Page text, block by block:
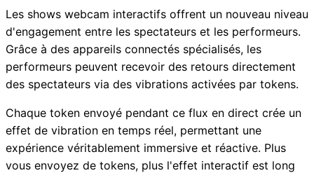
Les shows webcam interactifs offrent un nouveau niveau
d'engagement entre les spectateurs et les performeurs.
Grâce à des appareils connectés spécialisés, les
performeurs peuvent recevoir des retours directement
des spectateurs via des vibrations activées par tokens.
Chaque token envoyé pendant ce flux en direct crée un
effet de vibration en temps réel, permettant une
expérience véritablement immersive et réactive. Plus
vous envoyez de tokens, plus l'effet interactif est long